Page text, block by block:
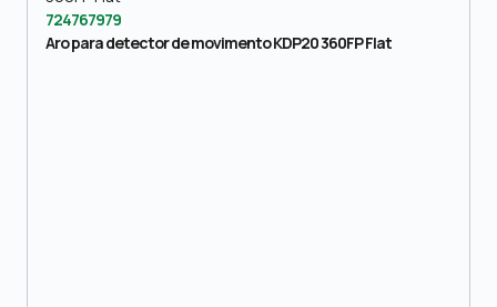
724767979
Aro para detector de movimento KDP20 360FP Flat